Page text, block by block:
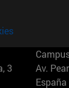
3
Av.
España